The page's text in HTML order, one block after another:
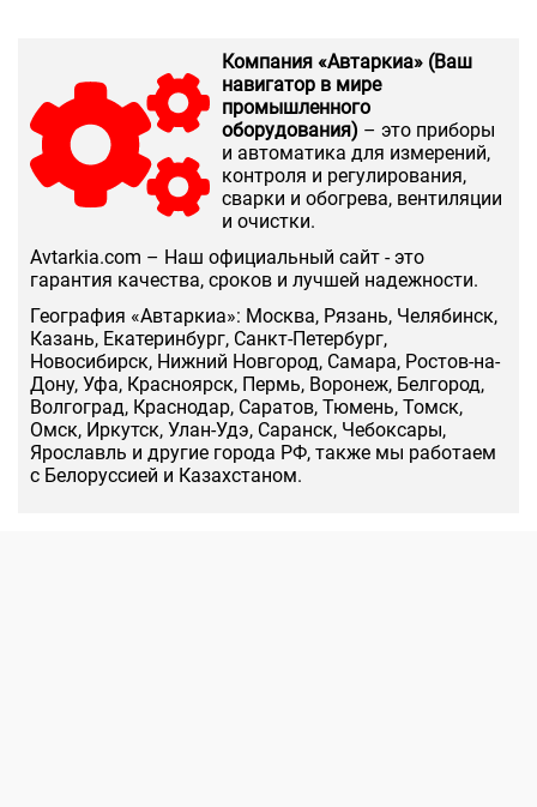
Компания «Автаркиа» (Ваш
навигатор в мире
промышленного
оборудования) – это приборы
и автоматика для измерений,
контроля и регулирования,
сварки и обогрева, вентиляции
и очистки.
Аvtarkia.com – Наш официальный сайт - это
гарантия качества, сроков и лучшей надежности.
География «Автаркиа»: Москва, Рязань, Челябинск,
Казань, Екатеринбург, Санкт-Петербург,
Новосибирск, Нижний Новгород, Самара, Ростов-на-
Дону, Уфа, Красноярск, Пермь, Воронеж, Белгород,
Волгоград, Краснодар, Саратов, Тюмень, Томск,
Омск, Иркутск, Улан-Удэ, Саранск, Чебоксары,
Ярославль и другие города РФ, также мы работаем
с Белоруссией и Казахстаном.